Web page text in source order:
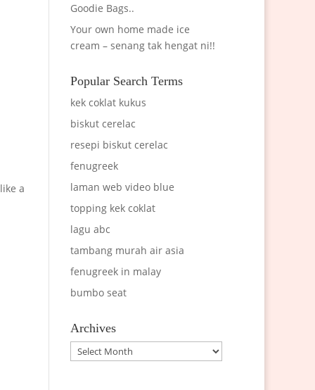
a
Goodie Bags..
Your own home made ice
cream – senang tak hengat ni!!
Popular Search Terms
kek coklat kukus
biskut cerelac
resepi biskut cerelac
fenugreek
laman web video blue
topping kek coklat
lagu abc
tambang murah air asia
fenugreek in malay
bumbo seat
Archives
Archives